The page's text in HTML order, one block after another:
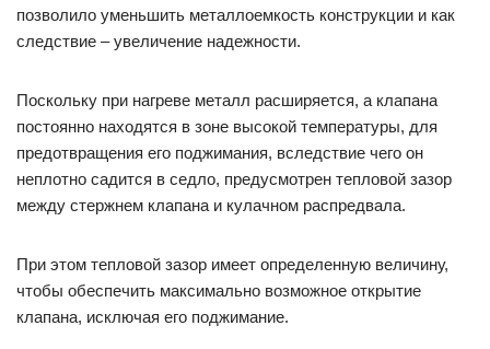
позволило уменьшить металлоемкость конструкции и как
следствие – увеличение надежности.
Поскольку при нагреве металл расширяется, а клапана
постоянно находятся в зоне высокой температуры, для
предотвращения его поджимания, вследствие чего он
неплотно садится в седло, предусмотрен тепловой зазор
между стержнем клапана и кулачном распредвала.
При этом тепловой зазор имеет определенную величину,
чтобы обеспечить максимально возможное открытие
клапана, исключая его поджимание.